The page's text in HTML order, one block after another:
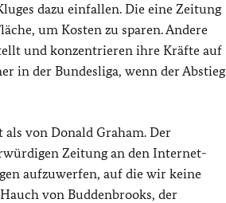
dazu einfallen. Die eine Zeitung
um Kosten zu sparen. Andere
und konzentrieren ihre Kräfte auf
in der Bundesliga, wenn der Abstieg
von Donald Graham. Der
Zeitung an den Internet-
aufzuwerfen, auf die wir keine
von Buddenbrooks, der